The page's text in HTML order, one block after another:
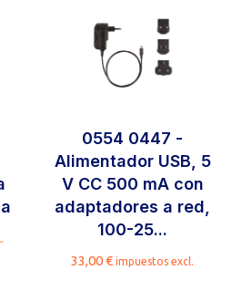
0554 0447 -
Alimentador USB, 5
V CC 500 mA con
adaptadores a red,
100-25...
33,00€ impuestos excl.